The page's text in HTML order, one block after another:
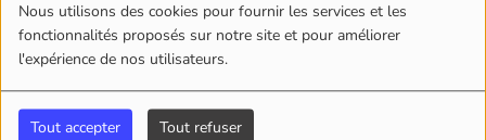
Nous utilisons des cookies pour fournir les services et les
fonctionnalités proposés sur notre site et pour améliorer
l'expérience de nos utilisateurs.
Tout accepter Tout refuser